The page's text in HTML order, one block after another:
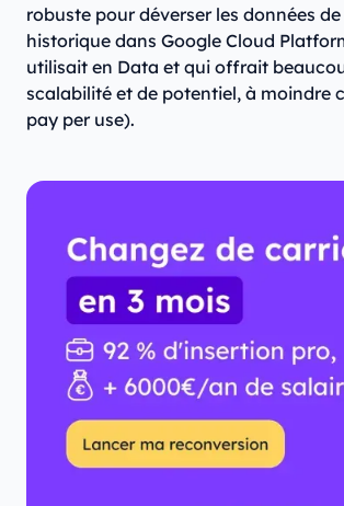
robuste pour déverser les données
historique dans Google Cloud
utilisait en Data et qui offrait
scalabilité et de potentiel, à moindre
pay per use).